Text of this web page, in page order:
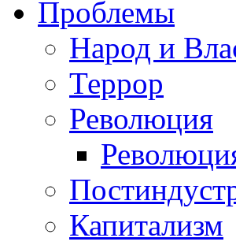
Проблемы
Народ и
Террор
Революция
Капитализм